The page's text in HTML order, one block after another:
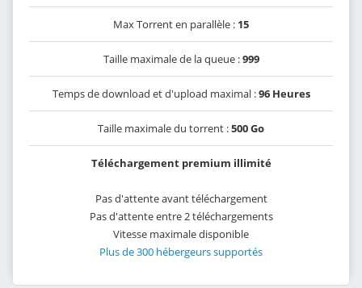
Max Torrent en parallèle : 15
Taille maximale de la queue :999
Temps de download et d'upload maximal :96 Heures
Taille maximale du torrent :500 Go
Téléchargement premium illimité
Pas d'attente avant téléchargement
Pas d'attente entre 2 téléchargements
Vitesse maximale disponible
Plus de 300 hébergeurs supportés